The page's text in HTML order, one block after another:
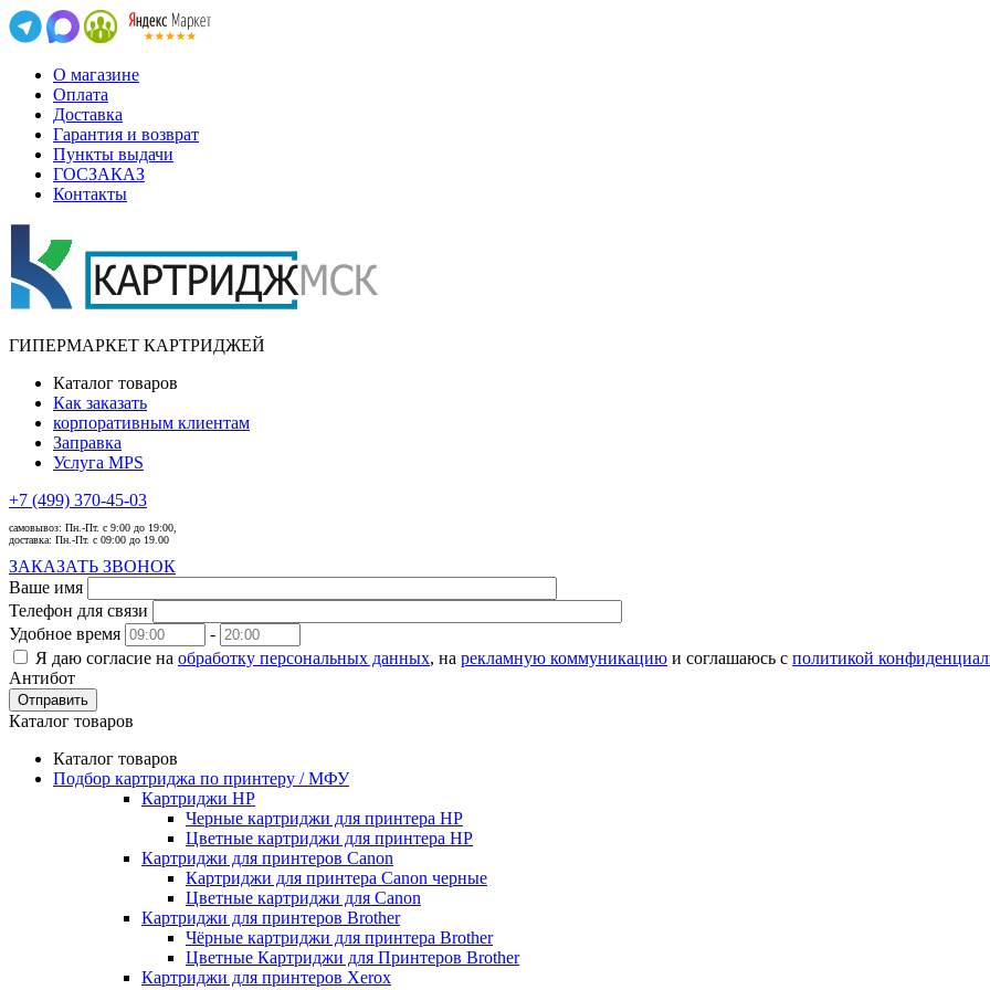
О магазине
Оплата
Доставка
Гарантия и возврат
Пункты выдачи
ГОСЗАКАЗ
Контакты
ГИПЕРМАРКЕТ КАРТРИДЖЕЙ
Каталог товаров
Как заказать
корпоративным клиентам
Заправка
Услуга MPS
+7 (499) 370-45-03
самовывоз: Пн.-Пт. с 9:00 до 19:00,
доставка: Пн.-Пт. с 09:00 до 19.00
ЗАКАЗАТЬ ЗВОНОК
Ваше имя
Телефон для связи
Удобное время
-
Я даю согласие на обработку персональных данных, на рекламную коммуникацию и соглашаюсь с политикой
Антибот
Отправить
Каталог товаров
Каталог товаров
Подбор картриджа по принтеру / МФУ
Картриджи HP
Черные картриджи для принтера HP
Цветные картриджи для принтера HP
Картриджи для принтеров Сanon
Картриджи для принтера Сanon черные
Цветные картриджи для Сanon
Картриджи для принтеров Brother
Чёрные картриджи для принтера Brother
Цветные Картриджи для Принтеров Brother
Картриджи для принтеров Xerox